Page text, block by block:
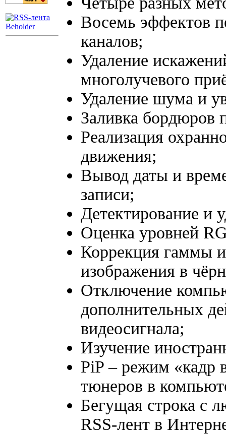
Восемь эффектов
каналов;
Удаление
многолучевого
Удаление шума и
Заливка бордюров
Реализация
движения;
Вывод даты и
записи;
Детектирование и
Оценка уровней
Коррекция гаммы и
изображения в
Отключение
дополнительных
видеосигнала;
Изучение
PiP – режим «кадр
тюнеров в
Бегущая строка с
RSS-лент в